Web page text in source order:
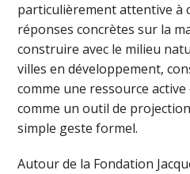
particulièrement attentive à
réponses concrètes sur la
construire avec le milieu
villes en développement,
comme une ressource
comme un outil de
simple geste formel.
Autour de la Fondation